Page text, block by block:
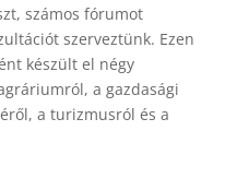
számos fórumot
szerveztünk. Ezen
készült el négy
a gazdasági
a turizmusról és a